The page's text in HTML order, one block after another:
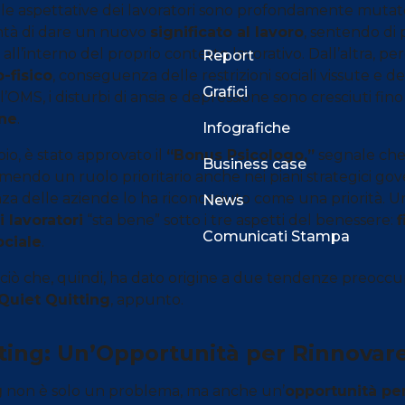
aspettative dei lavoratori sono profondamente
di dare un nuovo significato al lavoro, sentendo di
del proprio contesto lavorativo. Dall’altra,
fisico, conseguenza delle restrizioni sociali vissute e
i disturbi di ansia e depressione sono cresciuti fino
.
è stato approvato il “Bonus Psicologo,” segnale
un ruolo prioritario anche nei piani strategici
delle aziende lo ha riconosciuto come una priorità.
lavoratori “sta bene” sotto i tre aspetti del benessere:
.
che, quindi, ha dato origine a due tendenze
Quitting, appunto.
Un’Opportunità per
non è solo un problema, ma anche un’opportunità
Report
Grafici
Infografiche
Business case
News
Comunicati Stampa